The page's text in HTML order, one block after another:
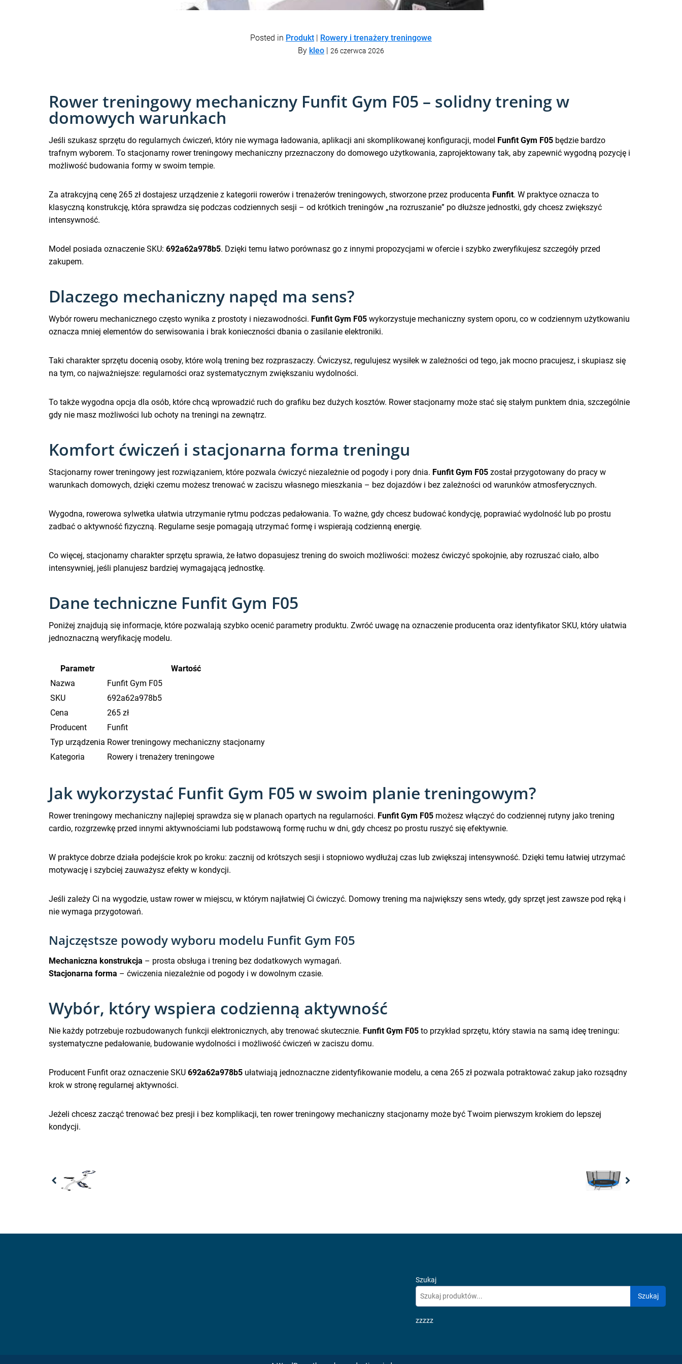
Posted in Produkt | Rowery i trenażery treningowe
By kleo | 26 czerwca 2026
Rower treningowy mechaniczny Funfit Gym F05 – solidny trening w
domowych warunkach
Jeśli szukasz sprzętu do regularnych ćwiczeń, który nie wymaga ładowania, aplikacji ani skomplikowanej konfiguracji, model Funfit Gym F05 będzie bardzo
trafnym wyborem. To stacjonarny rower treningowy mechaniczny przeznaczony do domowego użytkowania, zaprojektowany tak, aby zapewnić wygodną pozycję i
możliwość budowania formy w swoim tempie.
Za atrakcyjną cenę 265 zł dostajesz urządzenie z kategorii rowerów i trenażerów treningowych, stworzone przez producenta Funfit. W praktyce oznacza to
klasyczną konstrukcję, która sprawdza się podczas codziennych sesji – od krótkich treningów „na rozruszanie” po dłuższe jednostki, gdy chcesz zwiększyć
intensywność.
Model posiada oznaczenie SKU: 692a62a978b5. Dzięki temu łatwo porównasz go z innymi propozycjami w ofercie i szybko zweryfikujesz szczegóły przed
zakupem.
Dlaczego mechaniczny napęd ma sens?
Wybór roweru mechanicznego często wynika z prostoty i niezawodności. Funfit Gym F05 wykorzystuje mechaniczny system oporu, co w codziennym użytkowaniu
oznacza mniej elementów do serwisowania i brak konieczności dbania o zasilanie elektroniki.
Taki charakter sprzętu docenią osoby, które wolą trening bez rozpraszaczy. Ćwiczysz, regulujesz wysiłek w zależności od tego, jak mocno pracujesz, i skupiasz się
na tym, co najważniejsze: regularności oraz systematycznym zwiększaniu wydolności.
To także wygodna opcja dla osób, które chcą wprowadzić ruch do grafiku bez dużych kosztów. Rower stacjonarny może stać się stałym punktem dnia, szczególnie
gdy nie masz możliwości lub ochoty na treningi na zewnątrz.
Komfort ćwiczeń i stacjonarna forma treningu
Stacjonarny rower treningowy jest rozwiązaniem, które pozwala ćwiczyć niezależnie od pogody i pory dnia. Funfit Gym F05 został przygotowany do pracy w
warunkach domowych, dzięki czemu możesz trenować w zaciszu własnego mieszkania – bez dojazdów i bez zależności od warunków atmosferycznych.
Wygodna, rowerowa sylwetka ułatwia utrzymanie rytmu podczas pedałowania. To ważne, gdy chcesz budować kondycję, poprawiać wydolność lub po prostu
zadbać o aktywność fizyczną. Regularne sesje pomagają utrzymać formę i wspierają codzienną energię.
Co więcej, stacjonarny charakter sprzętu sprawia, że łatwo dopasujesz trening do swoich możliwości: możesz ćwiczyć spokojnie, aby rozruszać ciało, albo
intensywniej, jeśli planujesz bardziej wymagającą jednostkę.
Dane techniczne Funfit Gym F05
Poniżej znajdują się informacje, które pozwalają szybko ocenić parametry produktu. Zwróć uwagę na oznaczenie producenta oraz identyfikator SKU, który ułatwia
jednoznaczną weryfikację modelu.
Parametr
Wartość
Nazwa
Funfit Gym F05
SKU
692a62a978b5
Cena
265 zł
Producent
Funfit
Typ urządzenia Rower treningowy mechaniczny stacjonarny
Kategoria
Rowery i trenażery treningowe
Jak wykorzystać Funfit Gym F05 w swoim planie treningowym?
Rower treningowy mechaniczny najlepiej sprawdza się w planach opartych na regularności. Funfit Gym F05 możesz włączyć do codziennej rutyny jako trening
cardio, rozgrzewkę przed innymi aktywnościami lub podstawową formę ruchu w dni, gdy chcesz po prostu ruszyć się efektywnie.
W praktyce dobrze działa podejście krok po kroku: zacznij od krótszych sesji i stopniowo wydłużaj czas lub zwiększaj intensywność. Dzięki temu łatwiej utrzymać
motywację i szybciej zauważysz efekty w kondycji.
Jeśli zależy Ci na wygodzie, ustaw rower w miejscu, w którym najłatwiej Ci ćwiczyć. Domowy trening ma największy sens wtedy, gdy sprzęt jest zawsze pod ręką i
nie wymaga przygotowań.
Najczęstsze powody wyboru modelu Funfit Gym F05
Mechaniczna konstrukcja – prosta obsługa i trening bez dodatkowych wymagań.
Stacjonarna forma – ćwiczenia niezależnie od pogody i w dowolnym czasie.
Wybór, który wspiera codzienną aktywność
Nie każdy potrzebuje rozbudowanych funkcji elektronicznych, aby trenować skutecznie. Funfit Gym F05 to przykład sprzętu, który stawia na samą ideę treningu:
systematyczne pedałowanie, budowanie wydolności i możliwość ćwiczeń w zaciszu domu.
Producent Funfit oraz oznaczenie SKU 692a62a978b5 ułatwiają jednoznaczne zidentyfikowanie modelu, a cena 265 zł pozwala potraktować zakup jako rozsądny
krok w stronę regularnej aktywności.
Jeżeli chcesz zacząć trenować bez presji i bez komplikacji, ten rower treningowy mechaniczny stacjonarny może być Twoim pierwszym krokiem do lepszej
kondycji.
Szukaj
Szukaj
zzzzz